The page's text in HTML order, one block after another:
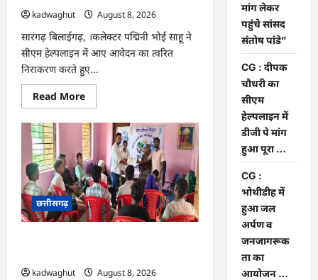
टेंडर
बाद
उसी
सड़क
की
मांग
लेकर
पहुंचे
सांसद
पांडे”
kadwaghut
August 8, 2026
सारंगढ़ बिलाईगढ़, ।कलेक्टर पद्मिनी भोई साहू ने
सीएम हेल्पलाइन में आए आवेदन का त्वरित
निराकरण करते हुए...
Read MoreRead
more
CG
:
दीपक
चौधरी
का
सीएम
हेल्पलाइन
में
डीजी
पे
मांग
छत्तीसगढ़
kadwaghut
August 8, 2026
मांग लेकर
पहुंचे सांसद
संतोष पांडे”
CG : दीपक
चौधरी का
सीएम
हेल्पलाइन में
डीजी पे मांग
हुआ पूरा …
CG :
भोथीडीह में
हुआ जल
अर्पण व
जनजागरूक
ता का
आयोजन …